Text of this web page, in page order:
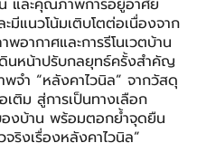
และคุณภาพการอยู่อาศัย
มีแนวโน้มเติบโตต่อเนื่องจาก
อากาศและการรีโนเวตบ้าน
ดินหน้าปรับกลยุทธ์ครั้งสำคัญ
พจำ “หลังคาไวนิล” จากวัสดุ
ติม สู่การเป็นทางเลือก
งบ้าน พร้อมตอกย้ำจุดยืน
จริงเรื่องหลังคาไวนิล”